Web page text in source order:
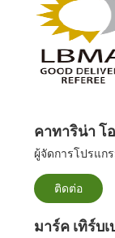
คาทาริน่า โ
ผู้จัดการโปรแก
ติดต่อ
มาร์ค เทิร์บ